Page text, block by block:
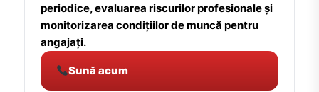
periodice, evaluarea riscurilor profesionale și
monitorizarea condițiilor de muncă pentru
angajați.
Sună acum